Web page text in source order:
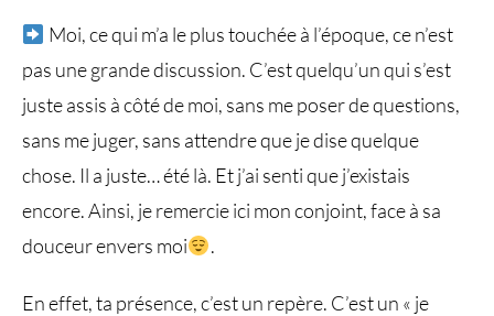
Moi, ce qui m’a le plus touchée à l’époque, ce n’est
pas une grande discussion. C’est quelqu’un qui s’est
juste assis à côté de moi, sans me poser de questions,
sans me juger, sans attendre que je dise quelque
chose. Il a juste… été là. Et j’ai senti que j’existais
encore. Ainsi, je remercie ici mon conjoint, face à sa
douceur envers moi
.
En effet, ta présence, c’est un repère. C’est un « je